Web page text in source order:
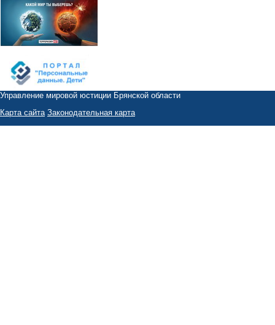
Управление мировой юстиции Брянской области
Карта сайта Законодательная карта